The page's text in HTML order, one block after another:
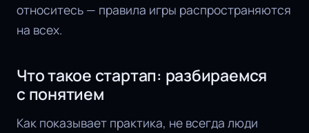
относитесь — правила игры распространяются
на всех.
Что такое стартап: разбираемся
с понятием
Как показывает практика, не всегда люди